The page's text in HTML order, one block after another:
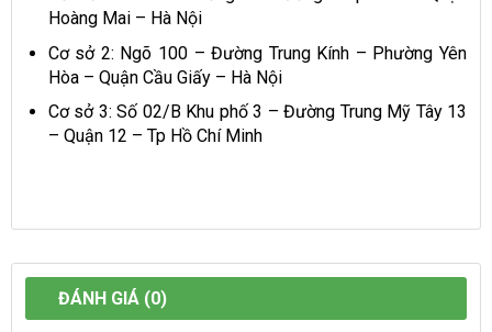
Hoàng Mai – Hà Nội
Cơ sở 2: Ngõ 100 – Đường Trung Kính – Phường Yên
Hòa – Quận Cầu Giấy – Hà Nội
Cơ sở 3: Số 02/B Khu phố 3 – Đường Trung Mỹ Tây 13
– Quận 12 – Tp Hồ Chí Minh
ĐÁNH GIÁ (0)